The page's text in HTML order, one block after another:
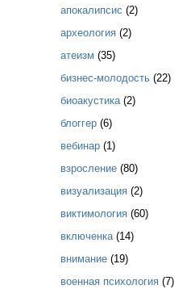
апокалипсис (2)
археология (2)
атеизм (35)
бизнес-молодость (22)
биоакустика (2)
блоггер (6)
вебинар (1)
взросление (80)
визуализация (2)
виктимология (60)
включенка (14)
внимание (19)
военная психология (7)